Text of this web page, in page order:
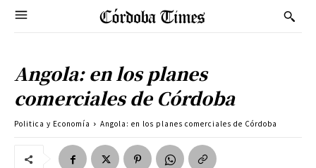
Angola: en los planes
comerciales de Córdoba
Politica y Economía Angola: en los planes comerciales de Córdoba